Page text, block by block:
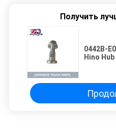
Получить
0442B-
Hino